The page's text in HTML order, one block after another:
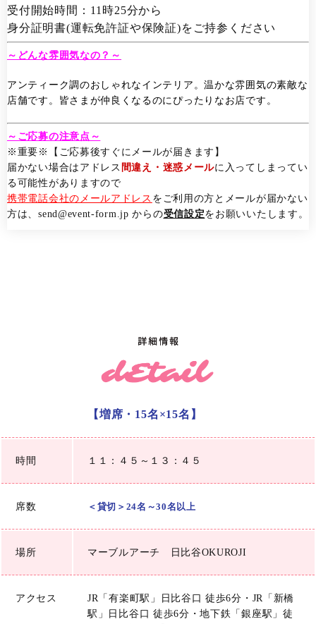
受付開始時間：11時25分から
身分証明書(運転免許証や保険証)をご持参ください
～どんな雰囲気なの？～
アンティーク調のおしゃれなインテリア。温かな雰囲気の素敵な
店舗です。皆さまが仲良くなるのにぴったりなお店です。
～ご応募の注意点～
※重要※【ご応募後すぐにメールが届きます】
届かない場合はアドレス 間違え・迷惑メールに入ってしまってい
る可能性がありますので
携帯電話会社のメールアドレス をご利用の方とメールが届かない
方は、send@event-form.jp からの受信設定をお願いいたします。
【増席・15名×15名】
時間 １１：４５～１３：４５
席数 ＜貸切＞24名～30名以上
場所 マーブルアーチ 日比谷OKUROJI
アクセス
JR「有楽町駅」日比谷口 徒歩6分・JR「新橋
駅」日比谷口 徒歩6分・地下鉄「銀座駅」徒